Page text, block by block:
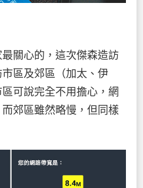
關心的，這次傑森造訪
區及郊區（加太、伊
可說完全不用擔心，網
郊區雖然略慢，但同樣